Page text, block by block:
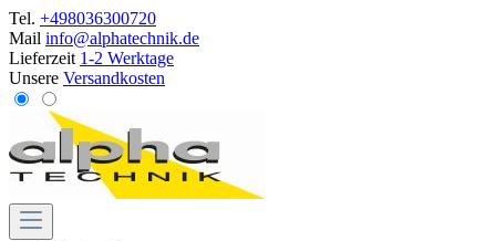
Tel. +498036300720
Mail info@alphatechnik.de
Lieferzeit 1-2 Werktage
Unsere Versandkosten